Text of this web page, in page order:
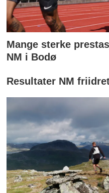
Mange sterke
NM i Bodø
Resultater NM